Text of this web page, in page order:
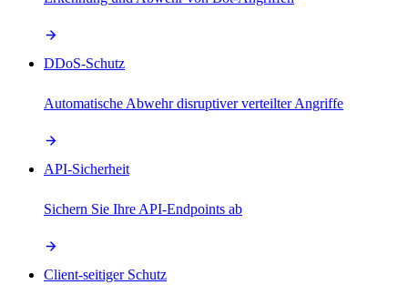
DDoS-Schutz
Automatische Abwehr disruptiver verteilter Angriffe
API-Sicherheit
Sichern Sie Ihre API-Endpoints ab
Client-seitiger Schutz